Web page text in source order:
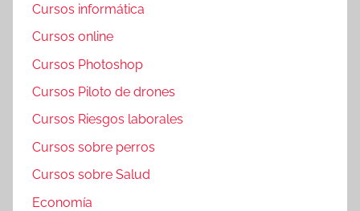
Cursos informática
Cursos online
Cursos Photoshop
Cursos Piloto de drones
Cursos Riesgos laborales
Cursos sobre perros
Cursos sobre Salud
Economía